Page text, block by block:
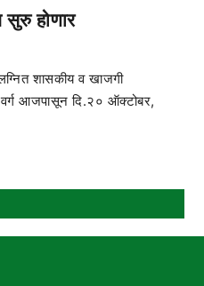
होणार
शासकीय व खाजगी
वर्ग आजपासून दि.२० ऑक्टोबर,